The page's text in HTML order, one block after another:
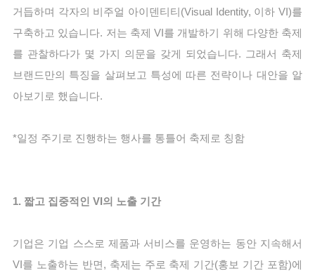
거듭하며 각자의 비주얼 아이덴티티(Visual Identity, 이하 VI)를
구축하고 있습니다. 저는 축제 VI를 개발하기 위해 다양한 축제
를 관찰하다가 몇 가지 의문을 갖게 되었습니다. 그래서 축제
브랜드만의 특징을 살펴보고 특성에 따른 전략이나 대안을 알
아보기로 했습니다.
*일정 주기로 진행하는 행사를 통틀어 축제로 칭함
1. 짧고 집중적인 VI의 노출 기간
기업은 기업 스스로 제품과 서비스를 운영하는 동안 지속해서
VI를 노출하는 반면, 축제는 주로 축제 기간(홍보 기간 포함)에